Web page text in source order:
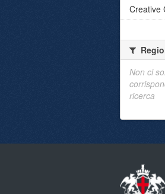
Creative
Non ci
ricerca